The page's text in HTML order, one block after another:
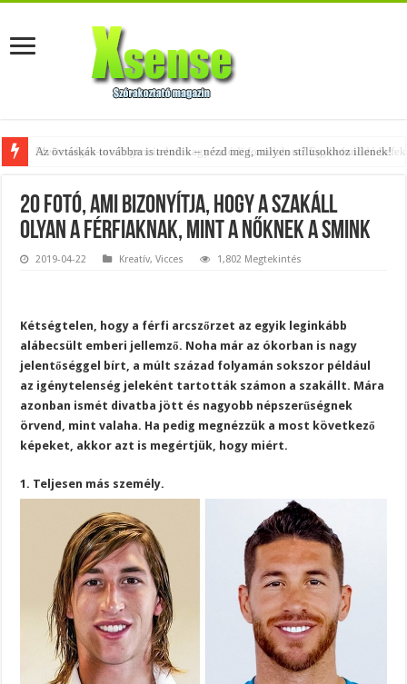
Az övtáskák továbbra is trendik – nézd meg, milyen stílusokhoz illenek!
20 fotó, ami bizonyítja, hogy a szakáll
olyan a férfiaknak, mint a nőknek a smink
2019-04-22 Kreatív,Vicces 1,802 Megtekintés
Kétségtelen, hogy a férfi arcszőrzet az egyik leginkább
alábecsült emberi jellemző. Noha már az ókorban is nagy
jelentőséggel bírt, a múlt század folyamán sokszor például
az igénytelenség jeleként tartották számon a szakállt. Mára
azonban ismét divatba jött és nagyobb népszerűségnek
örvend, mint valaha. Ha pedig megnézzük a most következő
képeket, akkor azt is megértjük, hogy miért.
1. Teljesen más személy.